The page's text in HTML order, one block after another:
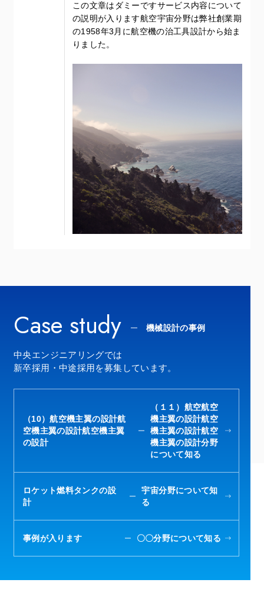
この文章はダミーですサービス内容について
の説明が入ります航空宇宙分野は弊社創業期
の1958年3月に航空機の治工具設計から始ま
りました。
Case study 機械設計の事例
中央エンジニアリングでは
新卒採用・中途採用を募集しています。
（10）航空機主翼の設計航
空機主翼の設計航空機主翼
の設計
（１１）航空航空
機主翼の設計航空
機主翼の設計航空
機主翼の設計分野
について知る
ロケット燃料タンクの設
計
宇宙分野について知
る
事例が入ります 〇〇分野について知る